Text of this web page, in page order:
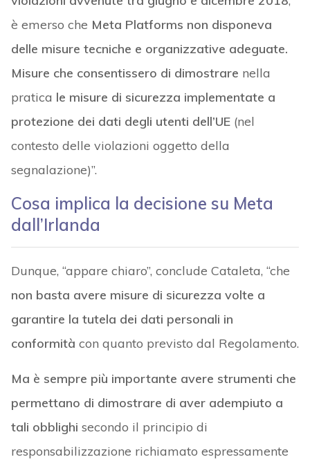
è emerso che Meta Platforms non disponeva
delle misure tecniche e organizzative adeguate.
Misure che consentissero di dimostrare nella
pratica le misure di sicurezza implementate a
protezione dei dati degli utenti dell’UE(nel
contesto delle violazioni oggetto della
segnalazione)”.
Cosa implica la decisione su Meta
dall’Irlanda
Dunque, “appare chiaro”, conclude Cataleta, “che
non basta avere misure di sicurezza volte a
garantire la tutela dei dati personali in
conformità con quanto previsto dal Regolamento.
Ma è sempre più importante avere strumenti che
permettano di dimostrare di aver adempiuto a
tali obblighi secondo il principio di
responsabilizzazione richiamato espressamente